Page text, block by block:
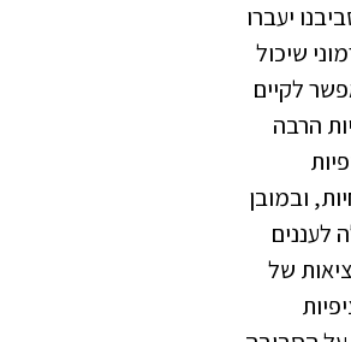
יעברו
שיכול
לקיים
הרבה
ובמובן
לעננים
של